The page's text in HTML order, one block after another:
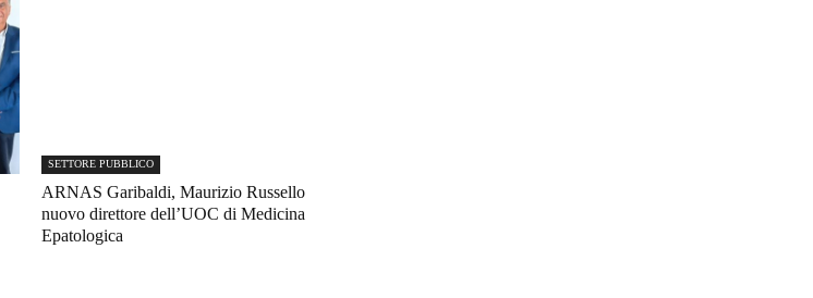
SETTORE PUBBLICO
ARNAS Garibaldi, Maurizio Russello
nuovo direttore dell’UOC di Medicina
Epatologica